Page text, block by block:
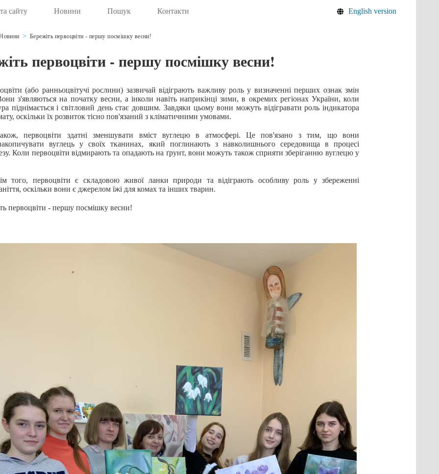
сайту Новини Пошук Контакти English version
Бережіть первоцвіти - першу посмішку весни!
первоцвіти - першу посмішку весни!
(або ранньоцвітучі рослини) зазвичай відіграють важливу роль у визначенні перших ознак змін
з'являються на початку весни, а інколи навіть наприкінці зими, в окремих регіонах України, коли
піднімається і світловий день стає довшим. Завдяки цьому вони можуть відігравати роль індикатора
оскільки їх розвиток тісно пов'язаний з кліматичними умовами.
здатні зменшувати вміст вуглецю в атмосфері. Це пов'язано з тим, що вони
вуглець у своїх тканинах, який поглинають з навколишнього середовища в процесі
Коли первоцвіти відмирають та опадають на ґрунт, вони можуть також сприяти зберіганню вуглецю у
первоцвіти є складовою живої ланки природи та відіграють особливу роль у збереженні
оскільки вони є джерелом їжі для комах та інших тварин.
первоцвіти - першу посмішку весни!